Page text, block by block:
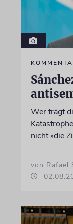
Wer trägt
nicht »die
von Rafael